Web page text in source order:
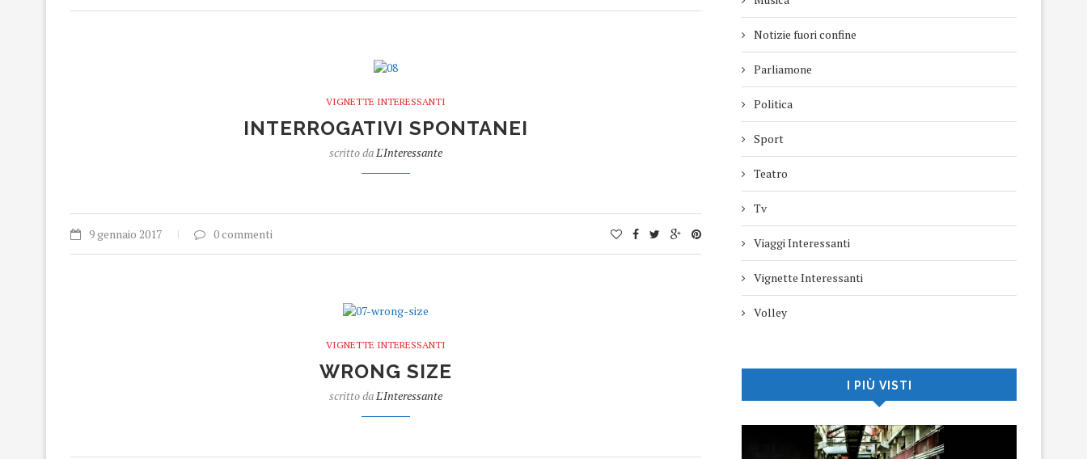
VIGNETTE INTERESSANTI
INTERROGATIVI SPONTANEI
scritto daL'Interessante
9 gennaio 2017 0 commenti
VIGNETTE INTERESSANTI
WRONG SIZE
scritto daL'Interessante
Notizie fuori confine
Parliamone
Politica
Sport
Teatro
Tv
Viaggi Interessanti
Vignette Interessanti
Volley
I PIÙ VISTI